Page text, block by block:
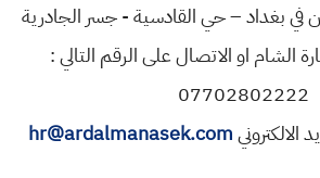
في بغداد – حي القادسية - جسر الجادرية
الشام او الاتصال على الرقم التالي :
07702802222
الالكترونيhr@ardalmanasek.com